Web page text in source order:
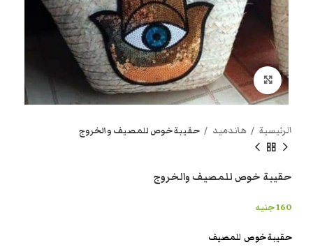
انقر هنا لتكبير الصورة
الرئيسية هاندميد حقيبة خوص للمصيف والخروج
حقيبة خوص للمصيف والخروج
160جنيه
حقيبة خوص للمصيف